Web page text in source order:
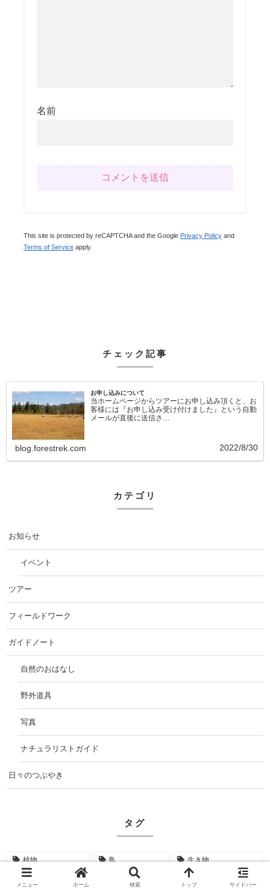
名前
This site is protected by reCAPTCHA and the Google Privacy Policy and
Terms of Service apply.
チェック記事
お申し込みについて
当ホームページからツアーにお申し込み頂くと、お
客様には『お申し込み受け付けました』という自動
メールが直後に送信さ…
blog.forestrek.com 2022/8/30
カテゴリ
お知らせ
イベント
ツアー
フィールドワーク
ガイドノート
自然のおはなし
野外道具
写真
ナチュラリストガイド
日々のつぶやき
タグ
植物 鳥 生き物
メニュー ホーム 検索 トップ サイドバー